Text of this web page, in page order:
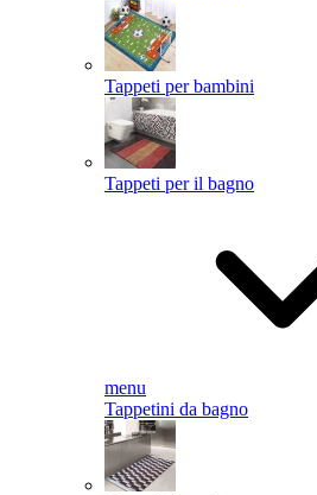
Tappeti per bambini
Tappeti per il bagno
menu
Tappetini da bagno